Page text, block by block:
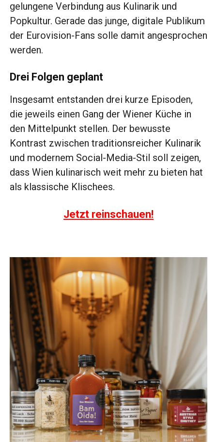
gelungene Verbindung aus Kulinarik und
Popkultur. Gerade das junge, digitale Publikum
der Eurovision-Fans solle damit angesprochen
werden.
Drei Folgen geplant
Insgesamt entstanden drei kurze Episoden,
die jeweils einen Gang der Wiener Küche in
den Mittelpunkt stellen. Der bewusste
Kontrast zwischen traditionsreicher Kulinarik
und modernem Social-Media-Stil soll zeigen,
dass Wien kulinarisch weit mehr zu bieten hat
als klassische Klischees.
Jetzt reinschauen!